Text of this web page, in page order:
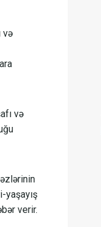
və
və
yaşayış
verir.